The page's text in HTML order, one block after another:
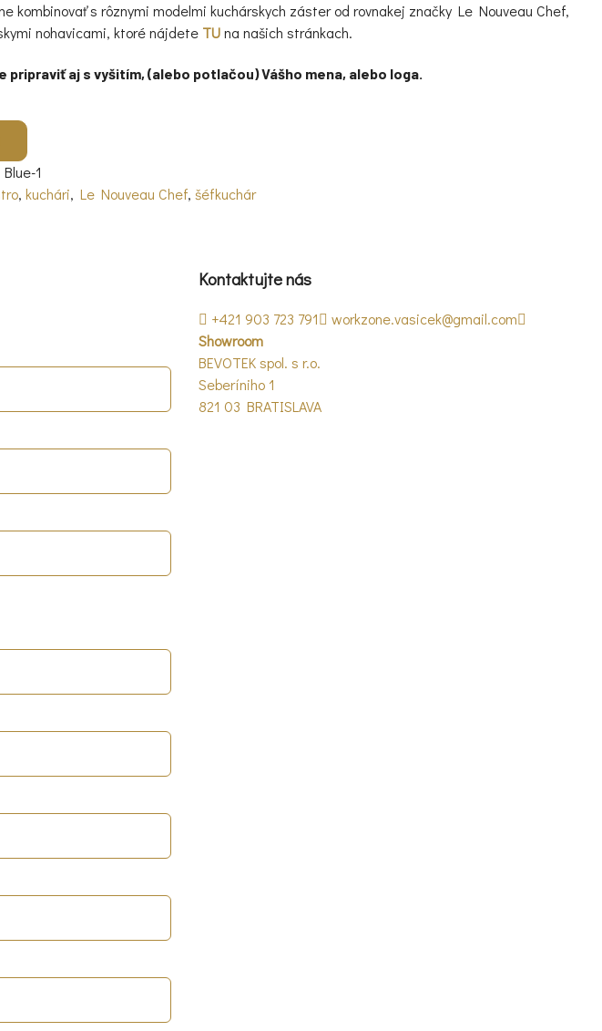
kombinovať s rôznymi modelmi kuchárskych záster od rovnakej značky Le Nouveau Chef,
nohavicami, ktoré nájdete TUna našich stránkach.
pripraviťaj s vyšitím, (alebo potlačou) Vášho mena, alebo loga.
1
, kuchári, Le Nouveau Chef, šéfkuchár
Kontaktujte nás
+421 903 723 791
workzone.vasicek@gmail.com
Showroom
BEVOTEK spol. s r.o.
Seberíniho 1
821 03 BRATISLAVA